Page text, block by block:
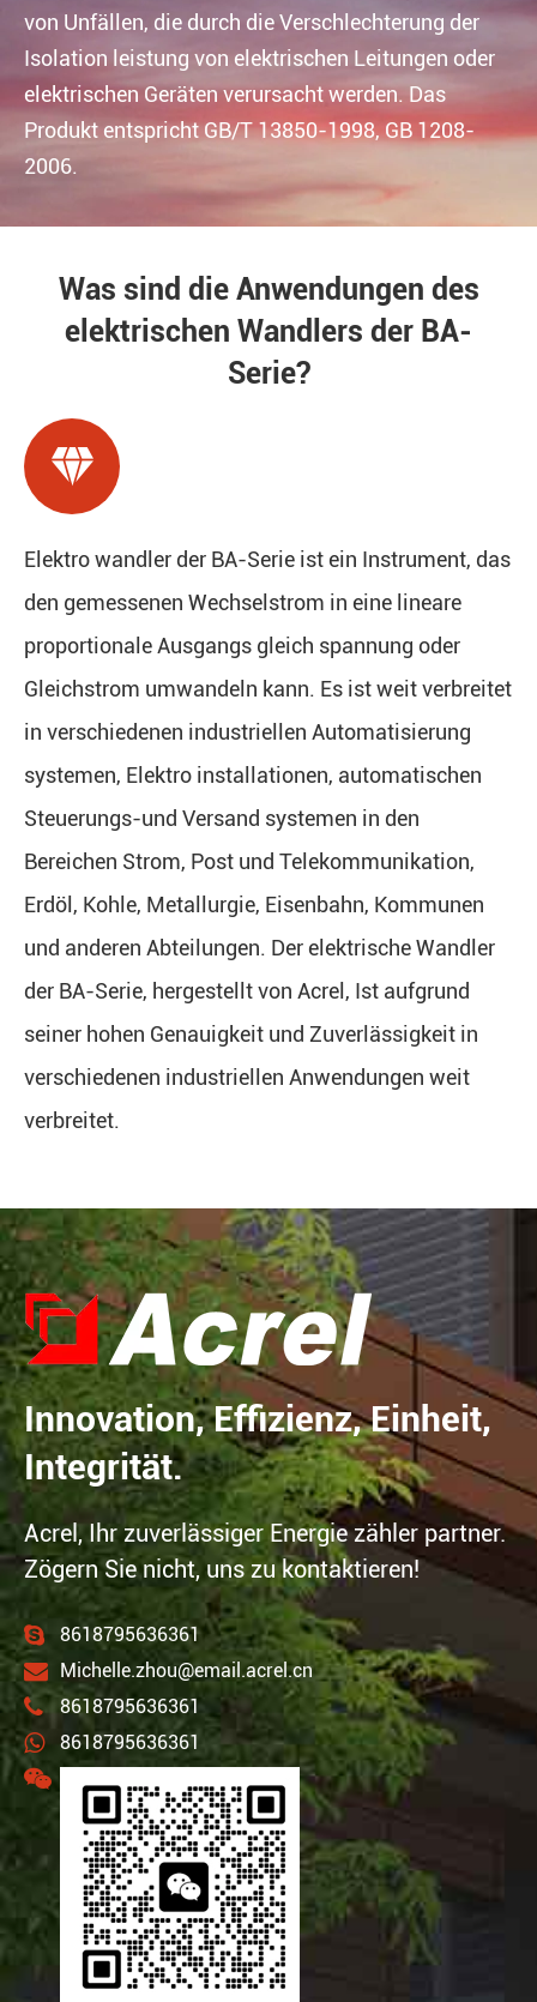
von Unfällen, die durch die Verschlechterung der
Isolation leistung von elektrischen Leitungen oder
elektrischen Geräten verursacht werden. Das
Produkt entspricht GB/T 13850-1998, GB 1208-
2006.
Was sind die Anwendungen des
elektrischen Wandlers der BA-
Serie?

Elektro wandler der BA-Serie ist ein Instrument, das
den gemessenen Wechselstrom in eine lineare
proportionale Ausgangs gleich spannung oder
Gleichstrom umwandeln kann. Es ist weit verbreitet
in verschiedenen industriellen Automatisierung
systemen, Elektro installationen, automatischen
Steuerungs-und Versand systemen in den
Bereichen Strom, Post und Telekommunikation,
Erdöl, Kohle, Metallurgie, Eisenbahn, Kommunen
und anderen Abteilungen. Der elektrische Wandler
der BA-Serie, hergestellt von Acrel, Ist aufgrund
seiner hohen Genauigkeit und Zuverlässigkeit in
verschiedenen industriellen Anwendungen weit
verbreitet.
Innovation, Effizienz, Einheit,
Integrität.
Acrel, Ihr zuverlässiger Energie zähler partner.
Zögern Sie nicht, uns zu kontaktieren!
8618795636361
Michelle.zhou@email.acrel.cn
8618795636361
8618795636361